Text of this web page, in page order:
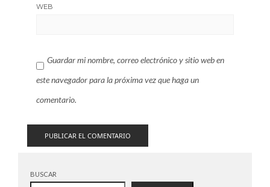
WEB
Guardar mi nombre, correo electrónico y sitio web en
este navegador para la próxima vez que haga un
comentario.
BUSCAR